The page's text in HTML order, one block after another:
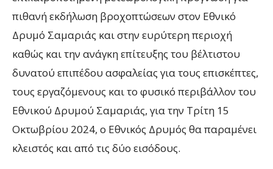
πιθανή εκδήλωση βροχοπτώσεων στον Εθνικό
Δρυμό Σαμαριάς και στην ευρύτερη περιοχή
καθώς και την ανάγκη επίτευξης του βέλτιστου
δυνατού επιπέδου ασφαλείας για τους επισκέπτες,
τους εργαζόμενους και το φυσικό περιβάλλον του
Εθνικού Δρυμού Σαμαριάς, για την Τρίτη 15
Οκτωβρίου 2024, ο Εθνικός Δρυμός θα παραμένει
κλειστός και από τις δύο εισόδους.